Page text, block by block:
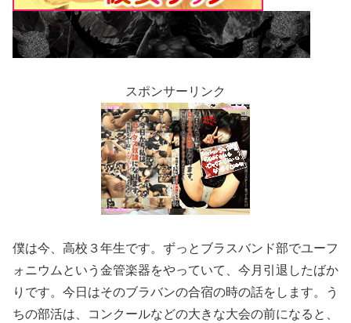
スポンサーリンク
僕は今、高校３年生です。ずっとブラスバンド部でユーフ
ォニウムという金管楽器をやっていて、今月引退したばか
りです。今日はそのブラバンの合宿の時の話をします。う
ちの部活は、コンクールなどの大きな大会の前になると、